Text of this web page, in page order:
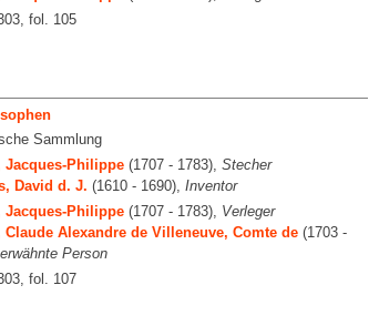
fol. 105
Sammlung
Jacques-Philippe(1707 - 1783), Stecher
David d. J. (1610 - 1690), Inventor
Jacques-Philippe(1707 - 1783), Verleger
Claude Alexandre de Villeneuve, Comte de(1703 -
erwähnte Person
fol. 107